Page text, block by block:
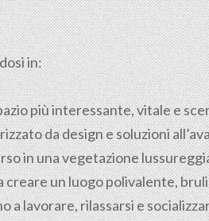
in:
più interessante, vitale e
da design e soluzioni
in una vegetazione
un luogo polivalente,
lavorare, rilassarsi e